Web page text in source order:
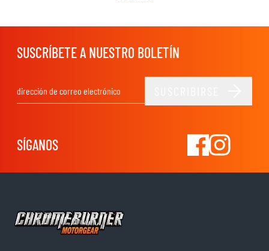
SUSCRÍBETE A NUESTRO BOLETÍN
SÍGANOS